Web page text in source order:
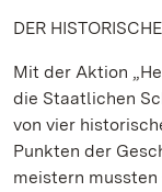
DER
Mit der Aktion
die Staatlichen
von vier
Punkten der
meistern